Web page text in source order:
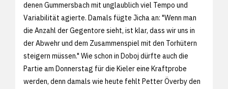
denen Gummersbach mit unglaublich viel Tempo und
Variabilität agierte. Damals fügte Jicha an: "Wenn man
die Anzahl der Gegentore sieht, ist klar, dass wir uns in
der Abwehr und dem Zusammenspiel mit den Torhütern
steigern müssen." Wie schon in Doboj dürfte auch die
Partie am Donnerstag für die Kieler eine Kraftprobe
werden, denn damals wie heute fehlt Petter Överby den